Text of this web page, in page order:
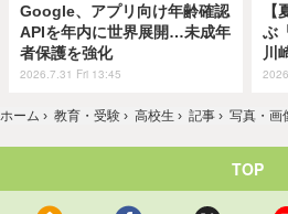
Google、アプリ向け年齢確認
APIを年内に世界展開…未成年
者保護を強化
2026.7.31 Fri 13:45
ぶ
川
ホーム › 教育・受験 › 高校生 › 記事 › 写真・画
TOP